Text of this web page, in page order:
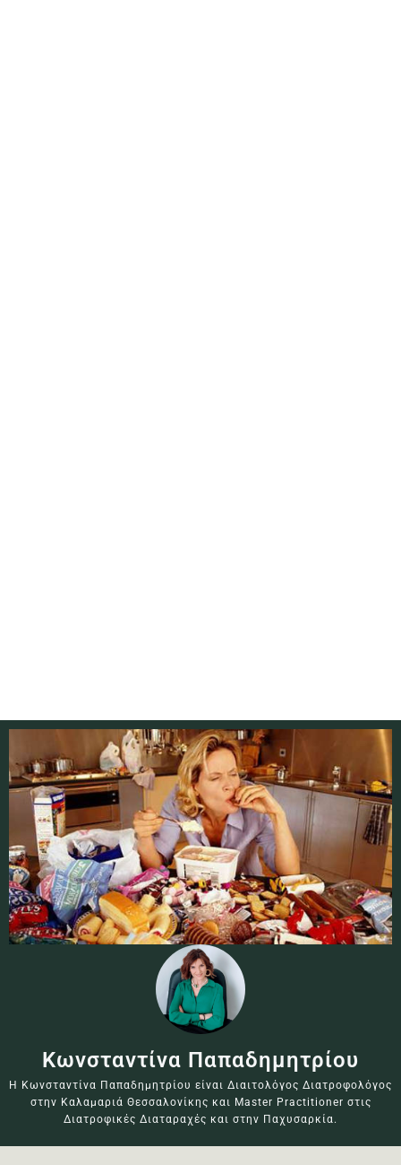
Κωνσταντίνα Παπαδημητρίου
Η Κωνσταντίνα Παπαδημητρίου είναι Διαιτολόγος Διατροφολόγος
στην Καλαμαριά Θεσσαλονίκης και Master Practitioner στις
Διατροφικές Διαταραχές και στην Παχυσαρκία.